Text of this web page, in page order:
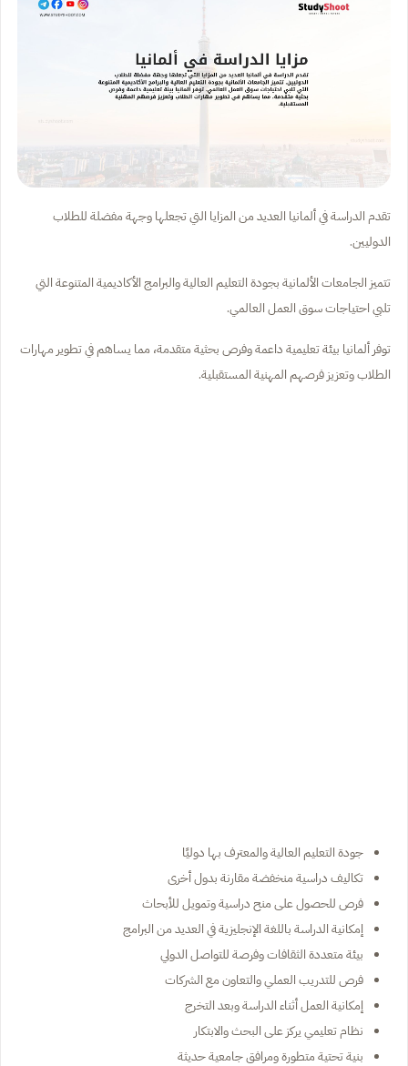
تقدم الدراسة في ألمانيا العديد من المزايا التي تجعلها وجهة مفضلة للطلاب
الدوليين.
تتميز الجامعات الألمانية بجودة التعليم العالية والبرامج الأكاديمية المتنوعة التي
تلبي احتياجات سوق العمل العالمي.
توفر ألمانيا بيئة تعليمية داعمة وفرص بحثية متقدمة، مما يساهم في تطوير مهارات
الطلاب وتعزيز فرصهم المهنية المستقبلية.
جودة التعليم العالية والمعترف بها دوليًا
تكاليف دراسية منخفضة مقارنة بدول أخرى
فرص للحصول على منح دراسية وتمويل للأبحاث
إمكانية الدراسة باللغة الإنجليزية في العديد من البرامج
بيئة متعددة الثقافات وفرصة للتواصل الدولي
فرص للتدريب العملي والتعاون مع الشركات
إمكانية العمل أثناء الدراسة وبعد التخرج
نظام تعليمي يركز على البحث والابتكار
بنية تحتية متطورة ومرافق جامعية حديثة